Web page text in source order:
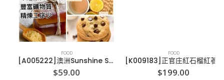
FOOD
[A005222]澳洲Sunshine Sugar 原糖 3KG 珍寶裝
59.00
FOOD
[K009183]正官庄紅石榴紅蔘-6PACK
199.00